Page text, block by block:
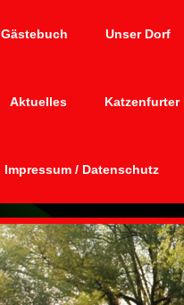
Gästebuch Unser Dorf
Aktuelles Katzenfurter
Impressum / Datenschutz